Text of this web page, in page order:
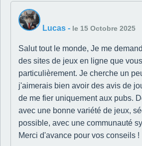
Lucas - le 15 Octobre 2025
Salut tout le monde, Je me
des sites de jeux en ligne que
particulièrement. Je cherche un
j'aimerais bien avoir des avis de
de me fier uniquement aux pubs.
avec une bonne variété de jeux,
possible, avec une communauté
Merci d'avance pour vos conseils !